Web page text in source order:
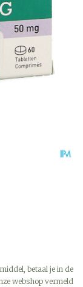
betaal je in de
webshop vermeld